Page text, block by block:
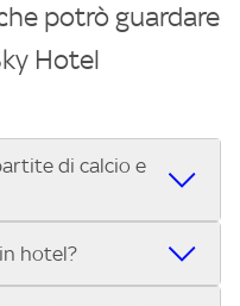
potrò guardare
Hotel
di calcio e
le partite di Serie A,
hotel?